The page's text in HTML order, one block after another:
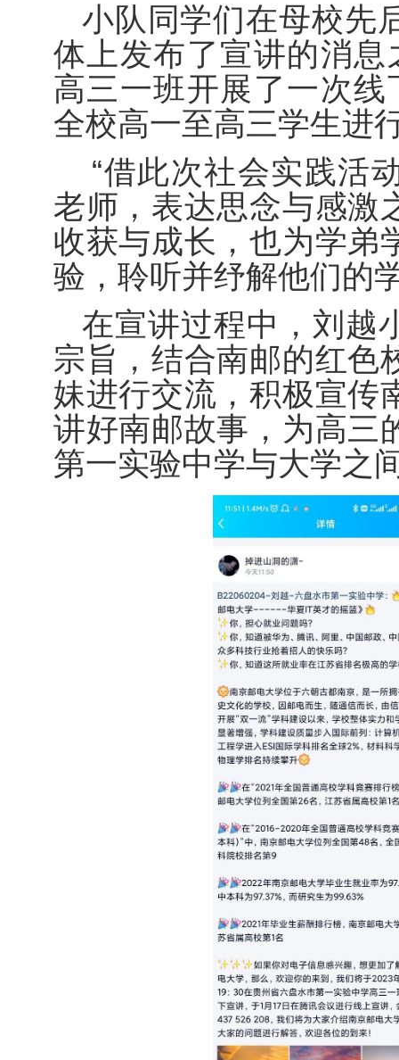
小队同学们在母校先
体上发布了宣讲的消息
高三一班开展了一次线
全校高一至高三学生进
“借此次社会实践活
老师，表达思念与感激
收获与成长，也为学弟
验，聆听并纾解他们的
在宣讲过程中，刘越
宗旨，结合南邮的红色
妹进行交流，积极宣传
讲好南邮故事，为高三
第一实验中学与大学之